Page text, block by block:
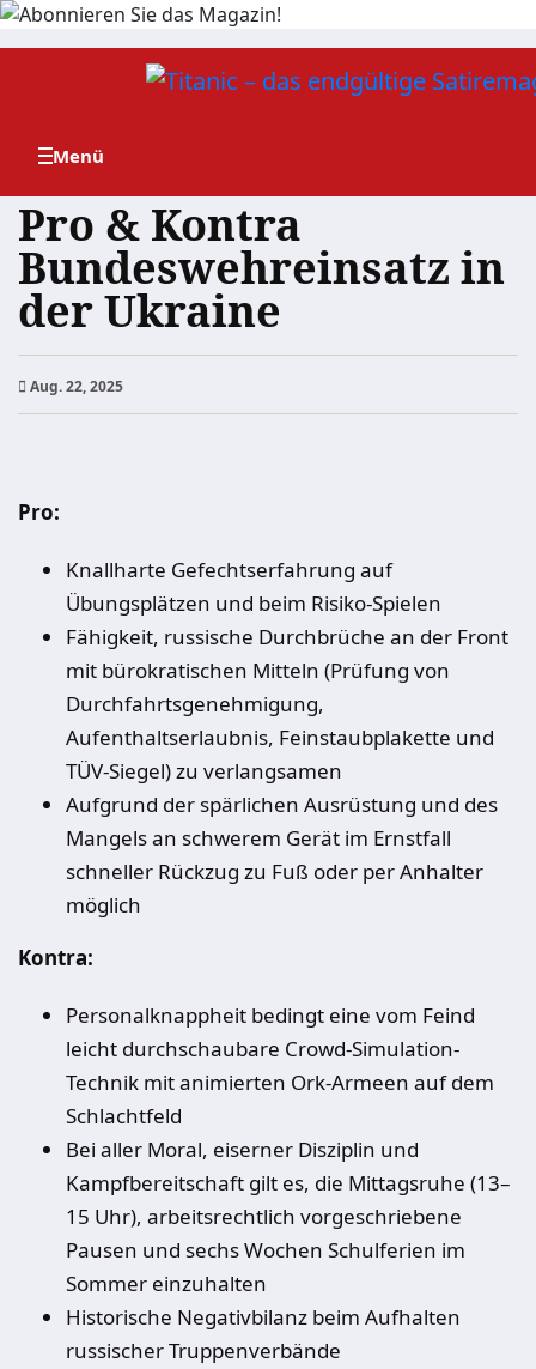
Zum
Pro & Kontra
Bundeswehreinsatz in
der Ukraine
Aug. 22, 2025
Pro:
Knallharte Gefechtserfahrung auf
Übungsplätzen und beim Risiko-Spielen
Fähigkeit, russische Durchbrüche an der Front
mit bürokratischen Mitteln (Prüfung von
Durchfahrtsgenehmigung,
Aufenthaltserlaubnis, Feinstaubplakette und
TÜV-Siegel) zu verlangsamen
Aufgrund der spärlichen Ausrüstung und des
Mangels an schwerem Gerät im Ernstfall
schneller Rückzug zu Fuß oder per Anhalter
möglich
Kontra:
Personalknappheit bedingt eine vom Feind
leicht durchschaubare Crowd-Simulation-
Technik mit animierten Ork-Armeen auf dem
Schlachtfeld
Bei aller Moral, eiserner Disziplin und
Kampfbereitschaft gilt es, die Mittagsruhe (13–
15 Uhr), arbeitsrechtlich vorgeschriebene
Pausen und sechs Wochen Schulferien im
Sommer einzuhalten
Historische Negativbilanz beim Aufhalten
russischer Truppenverbände